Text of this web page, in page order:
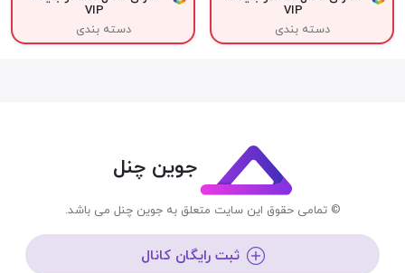
VIP
دسته بندی
VIP
دسته بندی
جوین چنل
© تمامی حقوق این سایت متعلق به جوین چنل می باشد.
ثبت رایگان کانال